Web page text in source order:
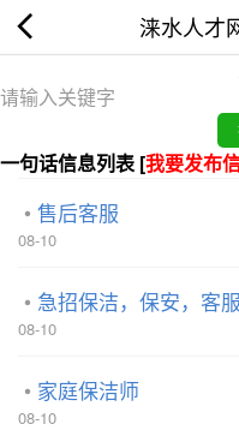
涞水人才
一句话信息列表 [我要发布
售后客服
08-10
急招保洁，保安，客
08-10
家庭保洁师
08-10